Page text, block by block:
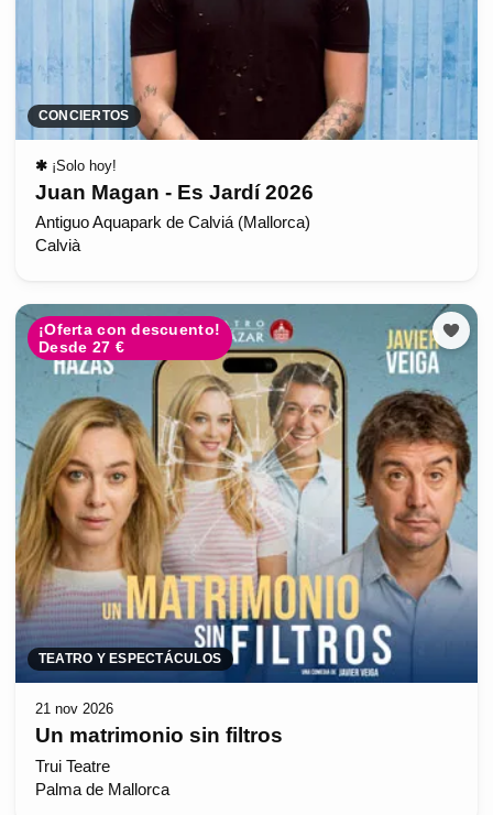
CONCIERTOS
✱ ¡Solo hoy!
Juan Magan - Es Jardí 2026
Antiguo Aquapark de Calviá (Mallorca)
Calvià
¡Oferta con descuento!
Desde 27 €
TEATRO Y ESPECTÁCULOS
21 nov 2026
Un matrimonio sin filtros
Trui Teatre
Palma de Mallorca